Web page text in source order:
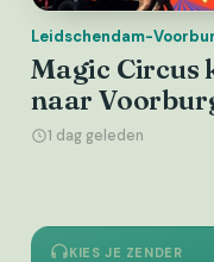
Leidschendam-
Magic Circus
naar
1 dag geleden
KIES JE ZENDER